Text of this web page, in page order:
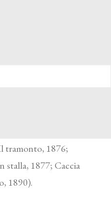
si desumono dai
di Torino e Genova: i
agreste lo
della pittura di
tramonto, 1876;
stalla, 1877; Caccia
1890).